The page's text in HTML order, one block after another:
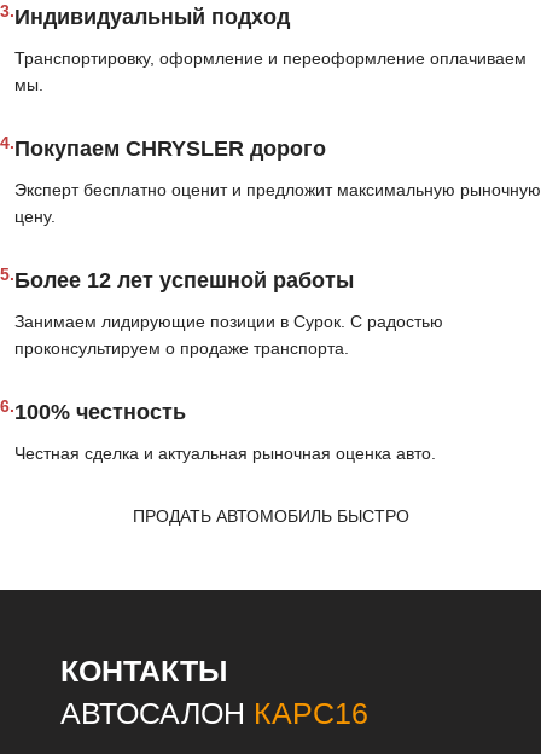
3.Индивидуальный подход
Транспортировку, оформление и переоформление оплачиваем
мы.
4.Покупаем CHRYSLER дорого
Эксперт бесплатно оценит и предложит максимальную рыночную
цену.
5.Более 12 лет успешной работы
Занимаем лидирующие позиции в Сурок. С радостью
проконсультируем о продаже транспорта.
6.100% честность
Честная сделка и актуальная рыночная оценка авто.
ПРОДАТЬ АВТОМОБИЛЬ БЫСТРО
КОНТАКТЫ
АВТОСАЛОН КАРС16